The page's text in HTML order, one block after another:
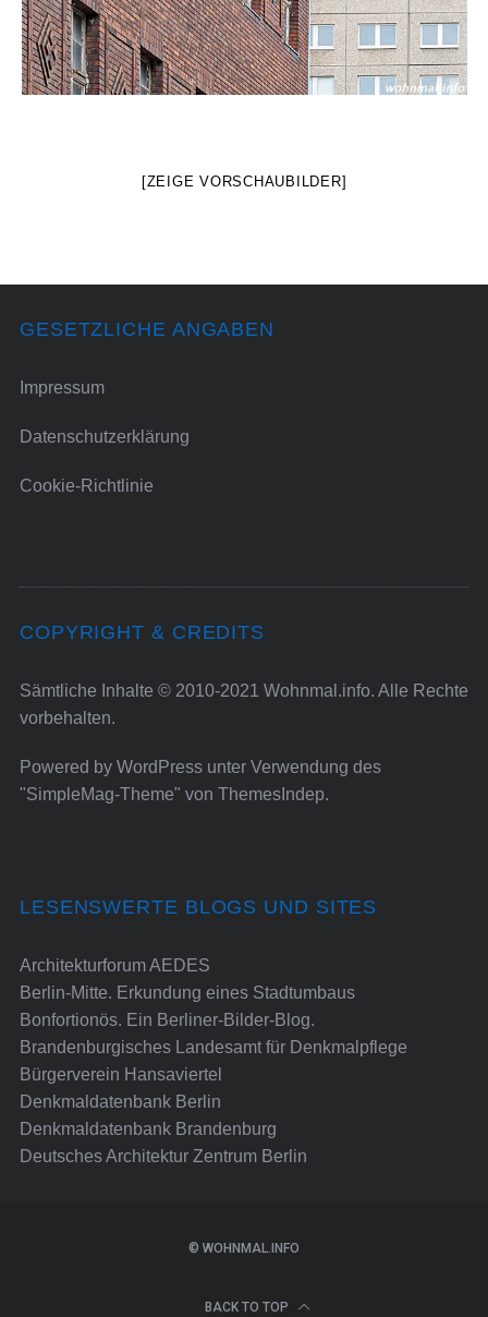
[ZEIGE VORSCHAUBILDER]
GESETZLICHE ANGABEN
Impressum
Datenschutzerklärung
Cookie-Richtlinie
COPYRIGHT & CREDITS
Sämtliche Inhalte © 2010-2021 Wohnmal.info. Alle Rechte
vorbehalten.
Powered by WordPressunter Verwendung des
"SimpleMag-Theme" von ThemesIndep.
LESENSWERTE BLOGS UND SITES
Architekturforum AEDES
Berlin-Mitte. Erkundung eines Stadtumbaus
Bonfortionös. Ein Berliner-Bilder-Blog.
Brandenburgisches Landesamt für Denkmalpflege
Bürgerverein Hansaviertel
Denkmaldatenbank Berlin
Denkmaldatenbank Brandenburg
Deutsches Architektur Zentrum Berlin
© WOHNMAL.INFO
BACK TO TOP